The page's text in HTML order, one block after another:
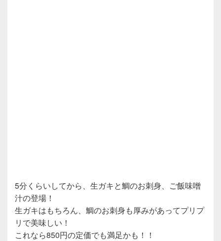
5分くらいしてから、生ガキと鯛のお刺身、ご飯味噌
汁の登場！
生ガキはもちろん、鯛のお刺身も厚みがあってプリプ
リで美味しい！
これなら850円の定価でも満足かも！！